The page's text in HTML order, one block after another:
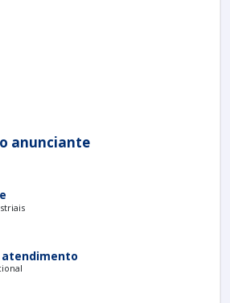
anunciante
atendimento